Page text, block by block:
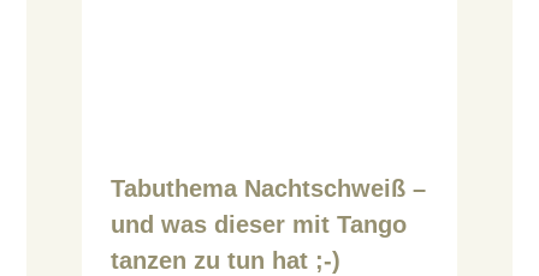
Tabuthema Nachtschweiß –
und was dieser mit Tango
tanzen zu tun hat ;-)